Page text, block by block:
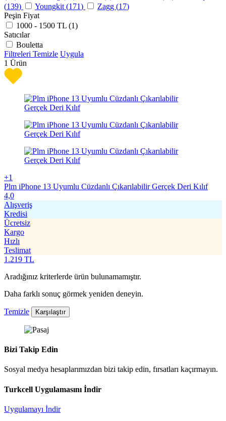
(139) Youngkit (171) Zagg (17)
Peşin Fiyat
1000 - 1500 TL (1)
Satıcılar
Bouletta
Filtreleri Temizle Uygula
1 Ürün
+1
Plm iPhone 13 Uyumlu Cüzdanlı Çıkarılabilir Gerçek Deri Kılıf
4,0
Alışveriş
Kredisi
Ücretsiz
Kargo
Hızlı
Teslimat
1.219 TL
Aradığınız kriterlerde ürün bulunamamıştır.
Daha farklı sonuç görmek yeniden deneyin.
Temizle Karşılaştır
Bizi Takip Edin
Sosyal medya hesaplarımızdan bizi takip edin, fırsatları kaçırmayın.
Turkcell Uygulamasını İndir
Uygulamayı İndir